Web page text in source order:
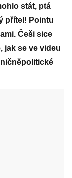
stát, ptá
přítel! Pointu
Češi sice
jak se ve videu